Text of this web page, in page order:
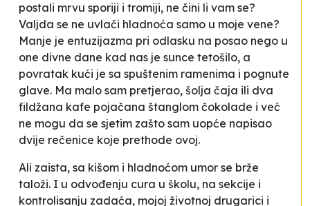
postali mrvu sporiji i tromiji, ne čini li vam se?
Valjda se ne uvlači hladnoća samo u moje vene?
Manje je entuzijazma pri odlasku na posao nego u
one divne dane kad nas je sunce tetošilo, a
povratak kući je sa spuštenim ramenima i pognute
glave. Ma malo sam pretjerao, šolja čaja ili dva
fildžana kafe pojačana štanglom čokolade i već
ne mogu da se sjetim zašto sam uopće napisao
dvije rečenice koje prethode ovoj.
Ali zaista, sa kišom i hladnoćom umor se brže
taloži. I u odvođenju cura u školu, na sekcije i
kontrolisanju zadaća, mojoj životnoj drugarici i